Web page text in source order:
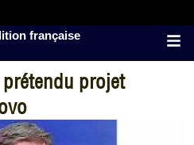
française
projet